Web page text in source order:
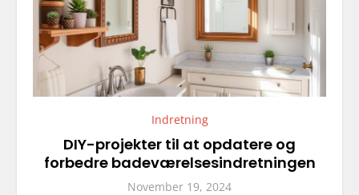
Indretning
DIY-projekter til at opdatere og
forbedre badeværelsesindretningen
November 19, 2024